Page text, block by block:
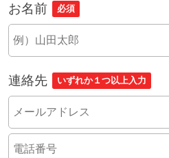
お名前 必須
連絡先 いずれか１つ以上入力